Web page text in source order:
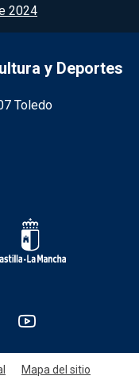
2024
y Deportes
Toledo
Mapa del sitio